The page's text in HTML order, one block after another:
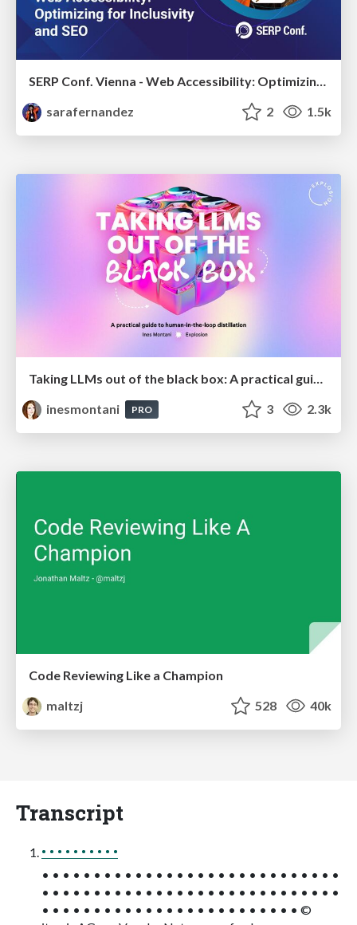
SERP Conf. Vienna - Web Accessibility: Optimizing for Inclusivity and SEO
sarafernandez
2 1.5k
inesmontani
PRO 3 2.3k
Code Reviewing Like a Champion
maltzj
528 40k
Transcript
• • • • • • • • • •
• • • • • • • • • • • • • • • • • • • • • • • • • • • • •
• • • • • • • • • • • • • • • • • • • • • • • • • • • • •
• • • • • • • • • • • • • • • • • • • • • • • • • ©